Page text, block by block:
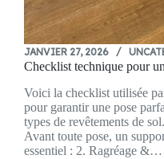
JANVIER 27, 2026
Checklist technique pour
Voici la checklist utilisée
pour garantir une pose
types de revêtements de
Avant toute pose, un
essentiel : 2. Ragréage &…